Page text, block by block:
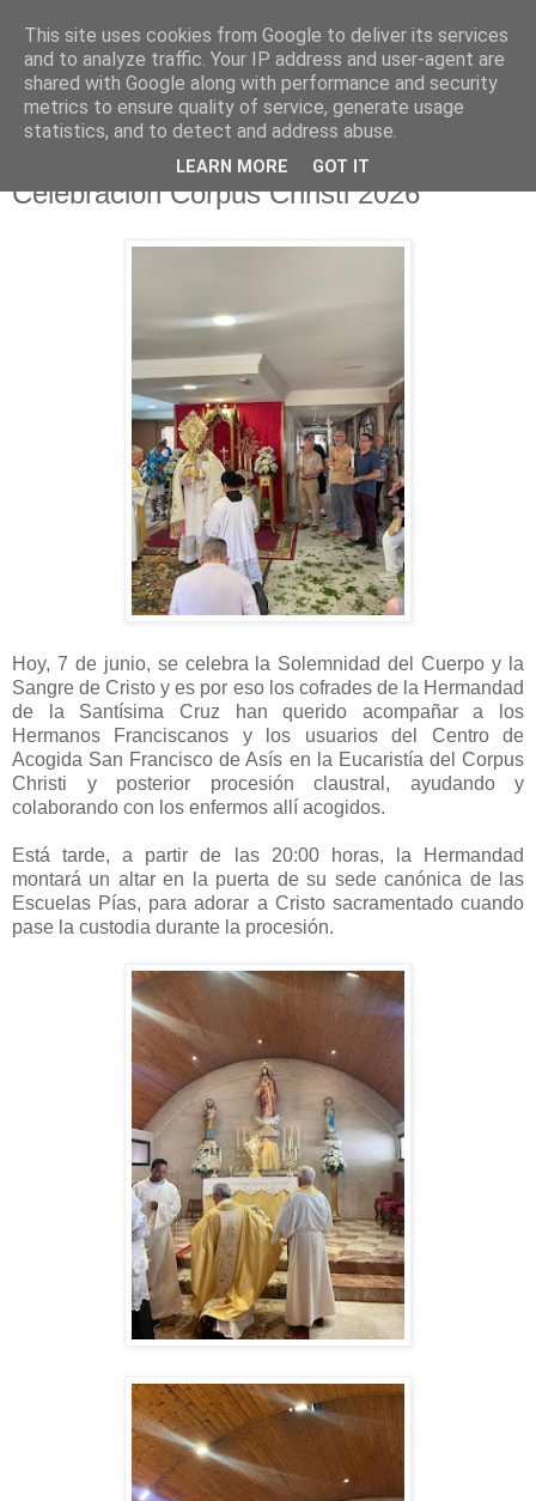
Hermandad de la
Santísima Cruz
Celebración Corpus Christi 2026
Hoy, 7 de junio, se celebra la Solemnidad del Cuerpo y la
Sangre de Cristo y es por eso los cofrades de la Hermandad
de la Santísima Cruz han querido acompañar a los
Hermanos Franciscanos y los usuarios del Centro de
Acogida San Francisco de Asís en la Eucaristía del Corpus
Christi y posterior procesión claustral, ayudando y
colaborando con los enfermos allí acogidos.
Está tarde, a partir de las 20:00 horas, la Hermandad
montará un altar en la puerta de su sede canónica de las
Escuelas Pías, para adorar a Cristo sacramentado cuando
pase la custodia durante la procesión.
This site uses cookies from Google to deliver its services
and to analyze traffic. Your IP address and user-agent are
shared with Google along with performance and security
metrics to ensure quality of service, generate usage
statistics, and to detect and address abuse.
LEARN MORE GOT IT